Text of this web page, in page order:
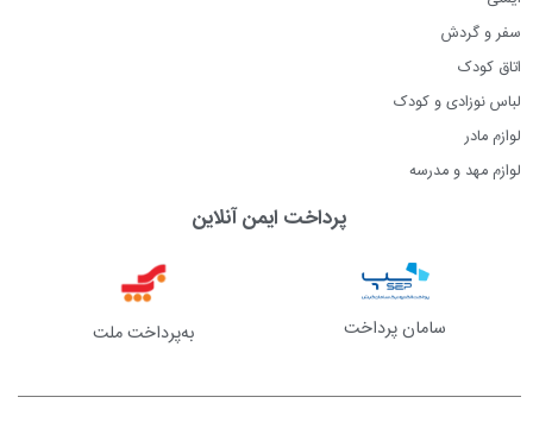
سفر و گردش
اتاق کودک
لباس نوزادی و کودک
لوازم مادر
لوازم مهد و مدرسه
پرداخت ایمن آنلاین
سامان پرداخت به‌پرداخت ملت